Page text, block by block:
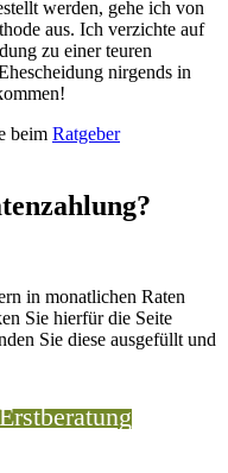
werden, gehe ich von
aus. Ich verzichte auf
zu einer teuren
nirgends in
beim Ratgeber
in monatlichen Raten
Sie hierfür die Seite
Sie diese ausgefüllt und